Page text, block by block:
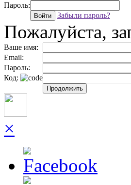
Пароль:
Войти Забыли пароль?
Пожалуйста,
Ваше имя:
Email:
Пароль:
Код:
Продолжить
×